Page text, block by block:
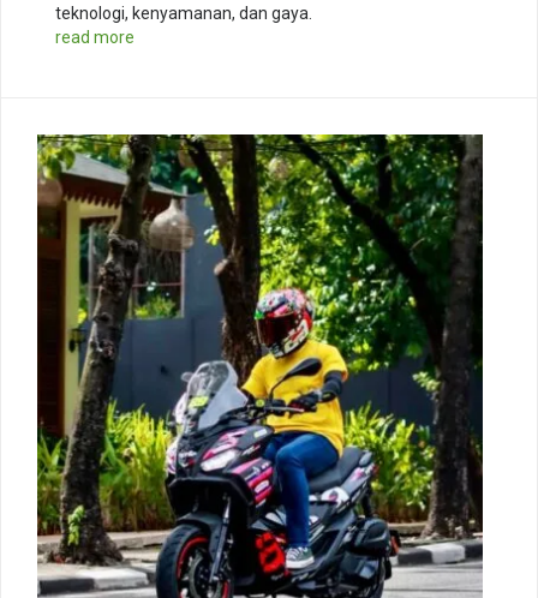
teknologi, kenyamanan, dan gaya.
read more